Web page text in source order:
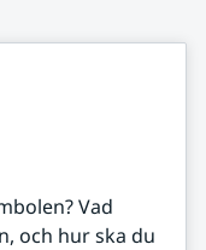
Vad
och hur ska du